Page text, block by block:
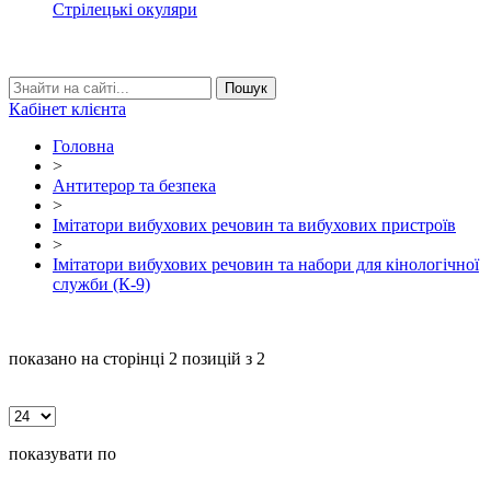
Стрілецькі окуляри
Кабінет клієнта
Головна
>
Антитерор та безпека
>
Імітатори вибухових речовин та вибухових пристроїв
>
Імітатори вибухових речовин та набори для кінологічної
служби (К-9)
показано на сторінці 2 позицій з 2
показувати по